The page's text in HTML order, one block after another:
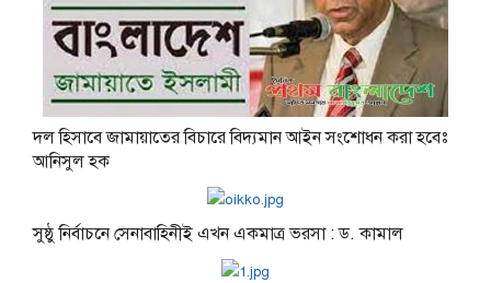
দল হিসাবে জামায়াতের বিচারে বিদ্যমান আইন সংশোধন করা হবেঃ
আনিসুল হক
সুষ্ঠু নির্বাচনে সেনাবাহিনীই এখন একমাত্র ভরসা : ড. কামাল